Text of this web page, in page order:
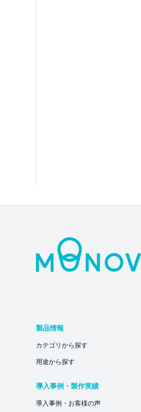
製品情報
カテゴリから探す
用途から探す
導入事例・製作実績
導入事例・お客様の声